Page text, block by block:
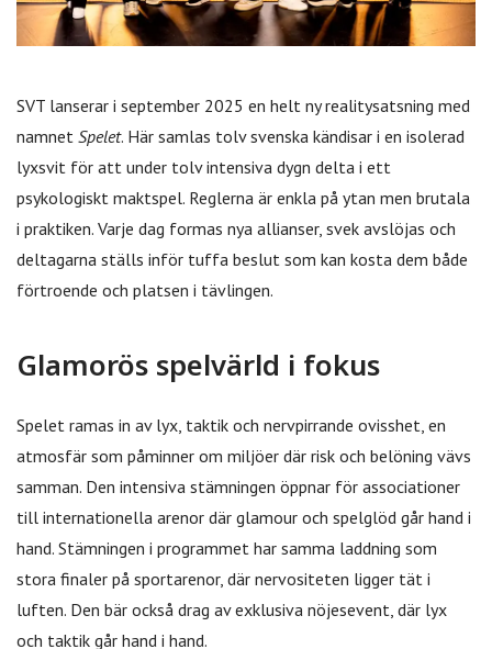
SVT lanserar i september 2025 en helt ny realitysatsning med
namnet Spelet. Här samlas tolv svenska kändisar i en isolerad
lyxsvit för att under tolv intensiva dygn delta i ett
psykologiskt maktspel. Reglerna är enkla på ytan men brutala
i praktiken. Varje dag formas nya allianser, svek avslöjas och
deltagarna ställs inför tuffa beslut som kan kosta dem både
förtroende och platsen i tävlingen.
Glamorös spelvärld i fokus
Spelet ramas in av lyx, taktik och nervpirrande ovisshet, en
atmosfär som påminner om miljöer där risk och belöning vävs
samman. Den intensiva stämningen öppnar för associationer
till internationella arenor där glamour och spelglöd går hand i
hand. Stämningen i programmet har samma laddning som
stora finaler på sportarenor, där nervositeten ligger tät i
luften. Den bär också drag av exklusiva nöjesevent, där lyx
och taktik går hand i hand.